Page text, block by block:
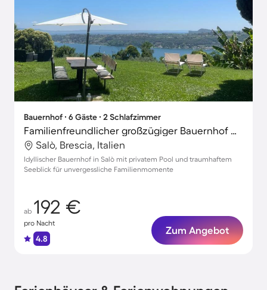
Bauernhof ∙ 6 Gäste ∙ 2 Schlafzimmer
Familienfreundlicher großzügiger Bauernhof mit Garten, Terrasse und Grill | Naturblick | Haustiere sind willkommen
Salò, Brescia, Italien
Idyllischer Bauernhof in Salò mit privatem Pool und traumhaftem
Seeblick für unvergessliche Familienmomente
ab 192 €
pro Nacht
4.8
Zum Angebot